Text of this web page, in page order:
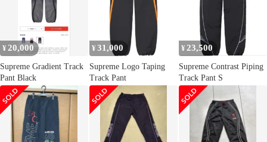
Track Pant ブラック ボ
トムス ズボン【メン
¥ 20,000
Supreme Gradient Track
Pant Black
¥ 31,000
Supreme Logo Taping
Track Pant
¥ 23,500
Supreme Contrast Piping
Track Pant S